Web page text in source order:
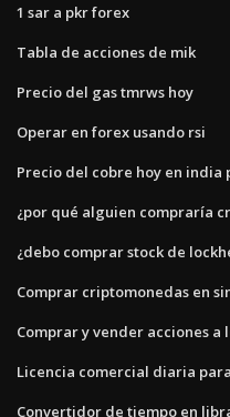
1 sar a pkr forex
Tabla de acciones de mik
Precio del gas tmrws hoy
Operar en forex usando rsi
Precio del cobre hoy en india
¿por qué alguien compraría
¿debo comprar stock de
Comprar criptomonedas en
Comprar y vender acciones a
Licencia comercial diaria
Convertidor de tiempo en